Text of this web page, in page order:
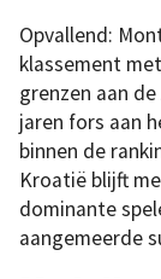
Opvallend:
klassement
grenzen aan
jaren fors aan
binnen de
Kroatië blijft
dominante
aangemeerde